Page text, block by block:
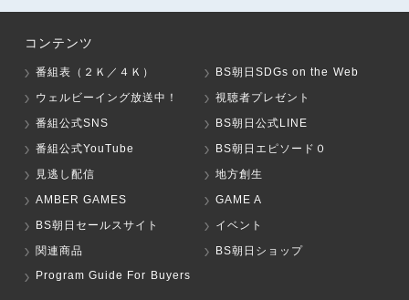
コンテンツ
番組表（２Ｋ／４Ｋ）
BS朝日SDGs on the Web
ウェルビーイング放送中！
視聴者プレゼント
番組公式SNS
BS朝日公式LINE
番組公式YouTube
BS朝日エピソード０
見逃し配信
地方創生
AMBER GAMES
GAME A
BS朝日セールスサイト
イベント
関連商品
BS朝日ショップ
Program Guide For Buyers